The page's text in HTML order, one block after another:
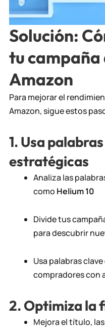
Solución:
tu campaña
Amazon
Para mejorar el
Amazon, sigue estos
1. Usa
estratégicas
Analiza las
como Helium 10
Divide tus
para descubrir
Usa palabras
compradores con
2. Optimiza la
Mejora el título,